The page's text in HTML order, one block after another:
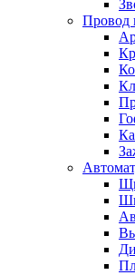
Провод